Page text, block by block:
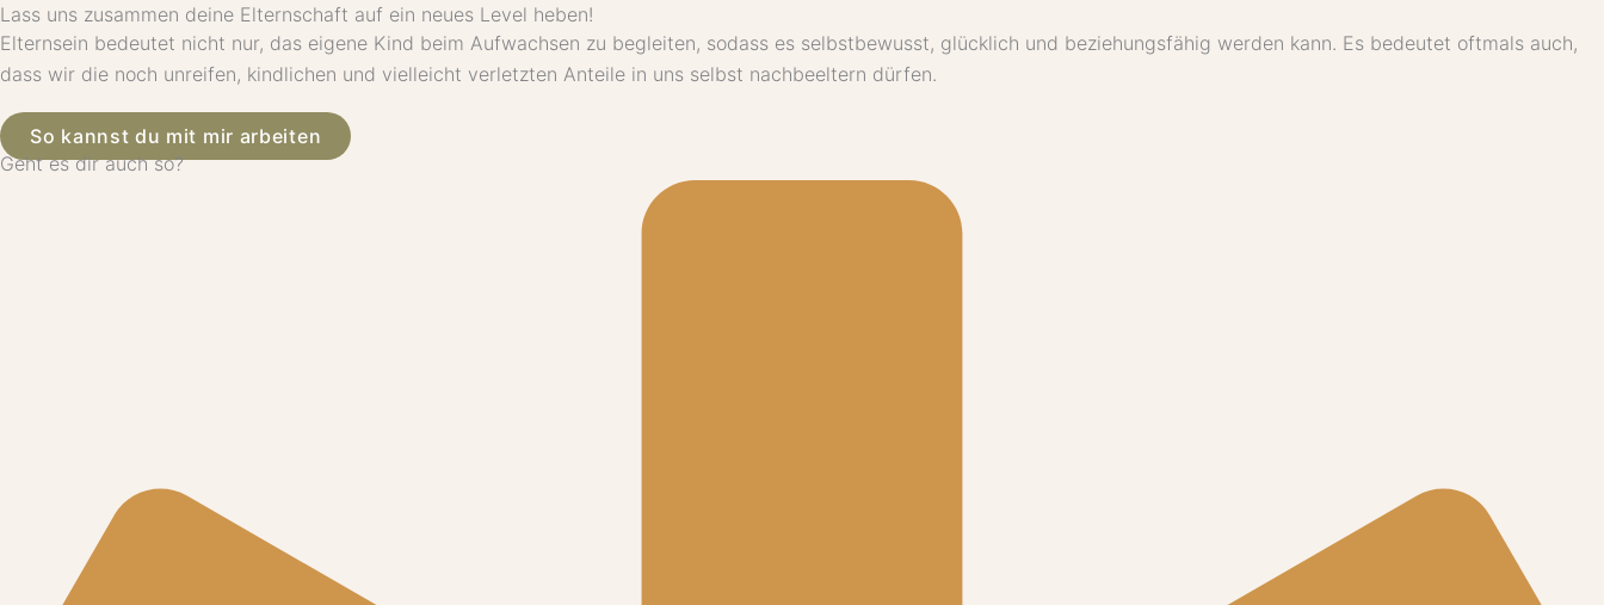
Lass uns zusammen deine Elternschaft auf ein neues Level heben!
Elternsein bedeutet nicht nur, das eigene Kind beim Aufwachsen zu begleiten, sodass es selbstbewusst, glücklich und beziehungsfähig werden kann. Es bedeutet oftmals auch,
dass wir die noch unreifen, kindlichen und vielleicht verletzten Anteile in uns selbst nachbeeltern dürfen.
So kannst du mit mir arbeiten
Geht es dir auch so?